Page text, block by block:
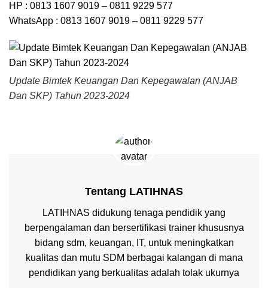
HP : 0813 1607 9019 – 0811 9229 577
WhatsApp : 0813 1607 9019 – 0811 9229 577
Update Bimtek Keuangan Dan Kepegawalan (ANJAB
Dan SKP) Tahun 2023-2024
Tentang LATIHNAS
LATIHNAS didukung tenaga pendidik yang
berpengalaman dan bersertifikasi trainer khususnya
bidang sdm, keuangan, IT, untuk meningkatkan
kualitas dan mutu SDM berbagai kalangan di mana
pendidikan yang berkualitas adalah tolak ukurnya